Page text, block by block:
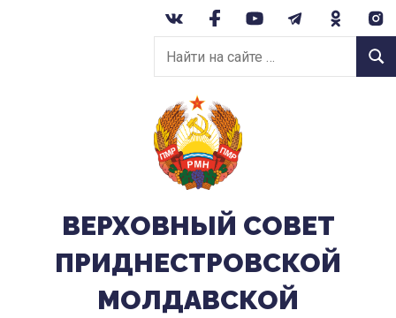
Найти
на
сайте:
ВЕРХОВНЫЙ CОВЕТ
ПРИДНЕСТРОВСКОЙ
МОЛДАВСКОЙ